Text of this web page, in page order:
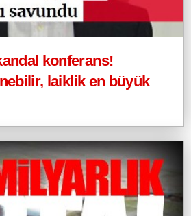
konferans!
laiklik en büyük